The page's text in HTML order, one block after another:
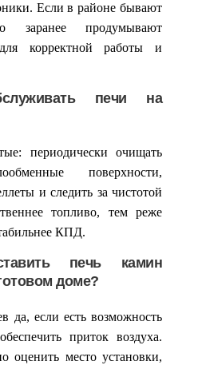
Если в районе бывают
заранее продумывают
корректной работы и
печи на
периодически очищать
поверхности,
и следить за чистотой
топливо, тем реже
КПД.
печь камин
доме?
да, если есть возможность
приток воздуха.
оценить место установки,